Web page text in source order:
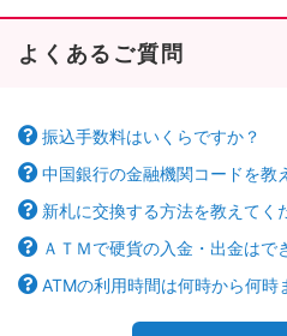
よくあるご質問
振込手数料はいくらですか？
中国銀行の金融機関コードを教
新札に交換する方法を教えてく
ＡＴＭで硬貨の入金・出金はで
ATMの利用時間は何時から何時